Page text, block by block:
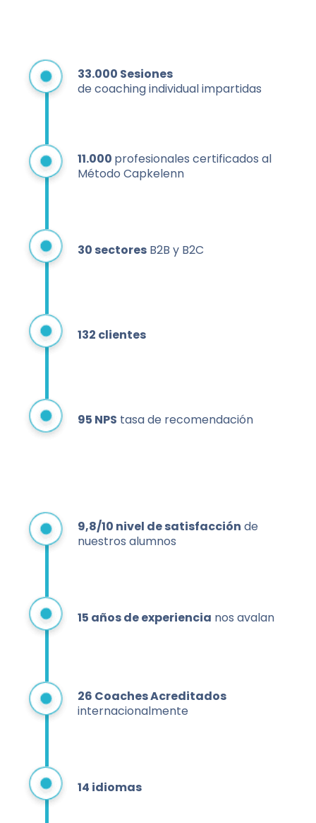
33.000 Sesiones
de coaching individual impartidas
11.000 profesionales certificados al
Método Capkelenn
30 sectores B2B y B2C
132 clientes
95 NPS tasa de recomendación
9,8/10 nivel de satisfacción de
nuestros alumnos
15 años de experiencia nos avalan
26 Coaches Acreditados
internacionalmente
14 idiomas